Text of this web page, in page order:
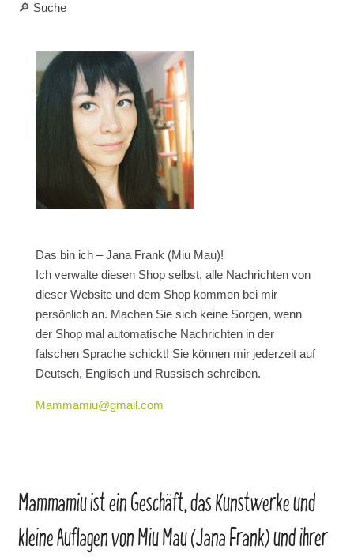
🔎 Suche
Das bin ich – Jana Frank (Miu Mau)!
Ich verwalte diesen Shop selbst, alle Nachrichten von
dieser Website und dem Shop kommen bei mir
persönlich an. Machen Sie sich keine Sorgen, wenn
der Shop mal automatische Nachrichten in der
falschen Sprache schickt! Sie können mir jederzeit auf
Deutsch, Englisch und Russisch schreiben.
Mammamiu@gmail.com
Mammamiu ist ein Geschäft, das Kunstwerke und
kleine Auflagen von Miu Mau (Jana Frank) und ihrer